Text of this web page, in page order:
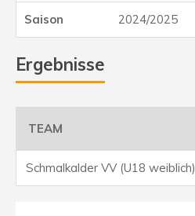
2024/2025
Ergebnisse
TEAM
Schmalkalder VV (U18 weiblich)